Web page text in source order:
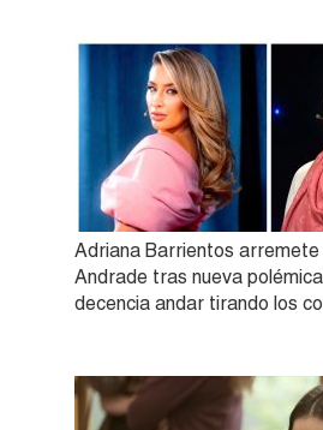
Adriana Barrientos
Andrade tras nueva
decencia andar tirando los